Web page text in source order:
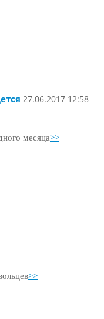
27.06.2017 12:58
месяца>>
>>